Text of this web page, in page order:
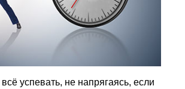
успевать, не напрягаясь, если